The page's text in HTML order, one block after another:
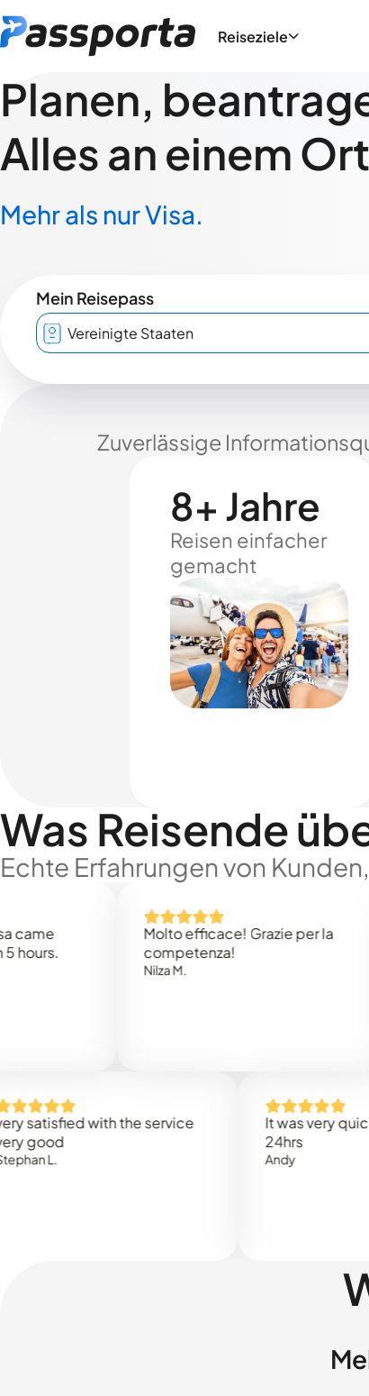
Reiseziele
Planen,
Alles an einem
Mehr als nur Visa.
Mein Reisepass
Zuverlässige
8+ Jahre
Reisen einfacher
gemacht
Was Reisende
Echte Erfahrungen von
Molto efficace! Grazie per la
competenza!
with the service
It was very quick, less